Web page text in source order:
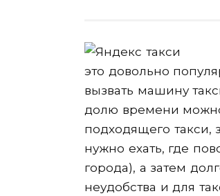
это довольно
вызвать машину
долю времени
подходящего такси,
нужно ехать, где
города), а затем
неудобства и для